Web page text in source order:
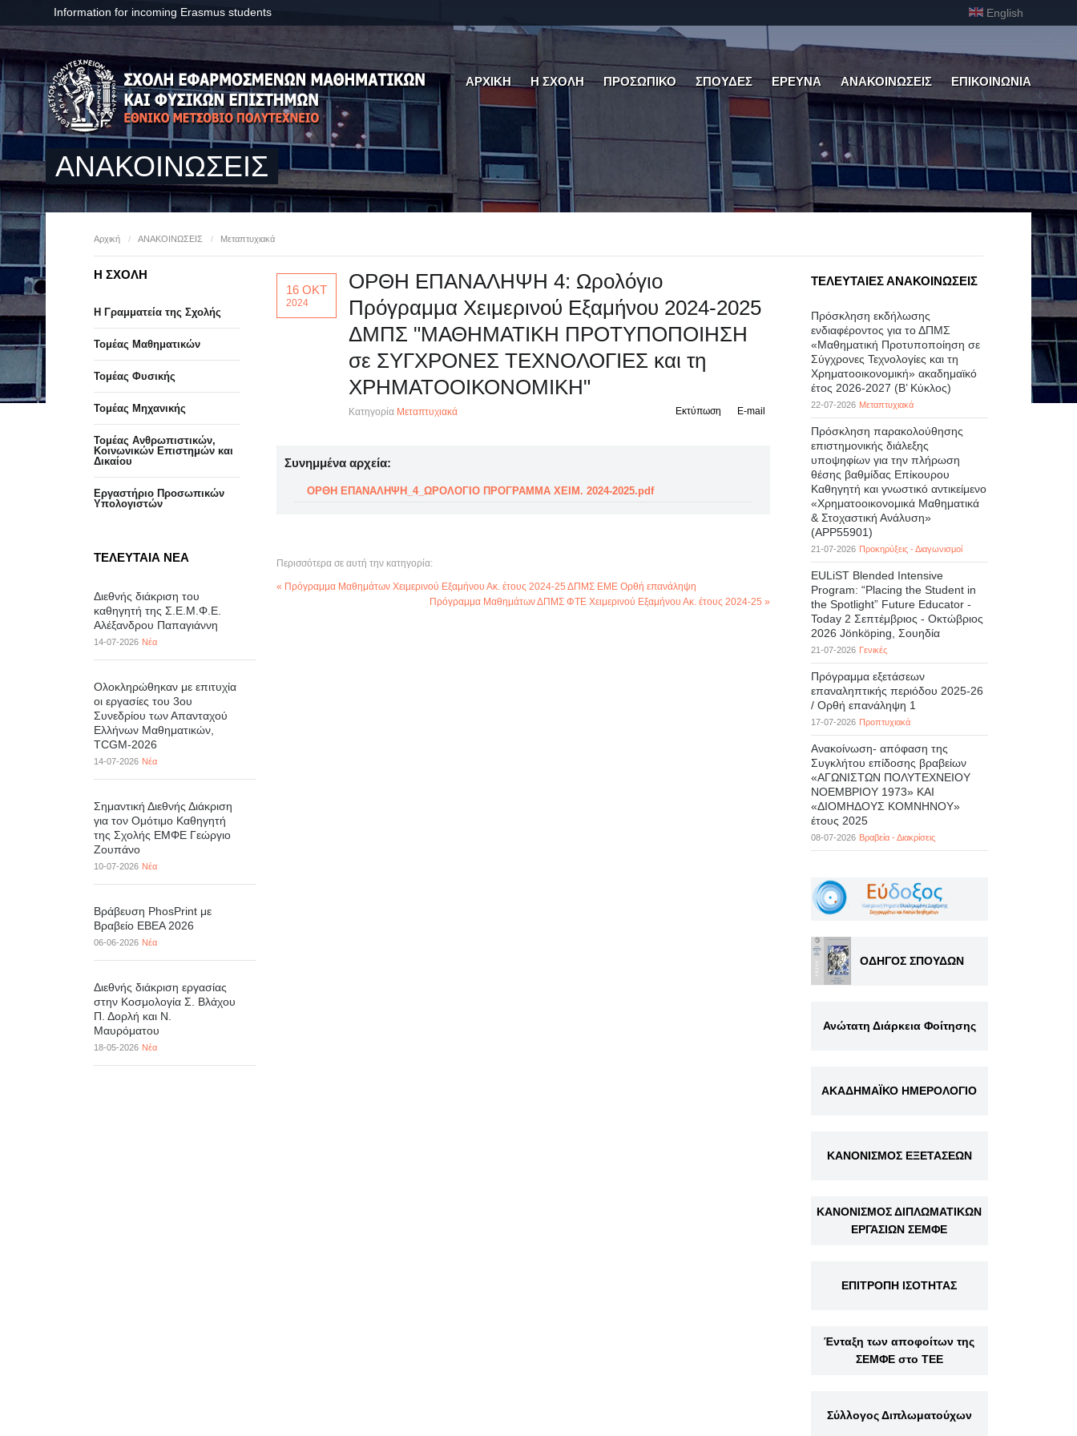
Information for incoming Erasmus students English
ΑΡΧΙΚΗ Η ΣΧΟΛΗ ΠΡΟΣΩΠΙΚΟ ΣΠΟΥΔΕΣ ΕΡΕΥΝΑ ΑΝΑΚΟΙΝΩΣΕΙΣ ΕΠΙΚΟΙΝΩΝΙΑ
ΑΝΑΚΟΙΝΩΣΕΙΣ
Αρχική / ΑΝΑΚΟΙΝΩΣΕΙΣ / Μεταπτυχιακά
16 ΟΚΤ
2024
ΟΡΘΗ ΕΠΑΝΑΛΗΨΗ 4: Ωρολόγιο
Πρόγραμμα Χειμερινού Εξαμήνου 2024-2025
ΔΜΠΣ "ΜΑΘΗΜΑΤΙΚΗ ΠΡΟΤΥΠΟΠΟΙΗΣΗ
σε ΣΥΓΧΡΟΝΕΣ ΤΕΧΝΟΛΟΓΙΕΣ και τη
ΧΡΗΜΑΤΟΟΙΚΟΝΟΜΙΚΗ"
Κατηγορία Μεταπτυχιακά E-mail
Εκτύπωση
Συνημμένα αρχεία:
ΟΡΘΗ ΕΠΑΝΑΛΗΨΗ_4_ΩΡΟΛΟΓΙΟ ΠΡΟΓΡΑΜΜΑ XEIM. 2024-2025.pdf
Περισσότερα σε αυτή την κατηγορία:
« Πρόγραμμα Μαθημάτων Χειμερινού Εξαμήνου Ακ. έτους 2024-25 ΔΠΜΣ ΕΜΕ Ορθή επανάληψη
Πρόγραμμα Μαθημάτων ΔΠΜΣ ΦΤΕ Χειμερινού Εξαμήνου Ακ. έτους 2024-25 »
Η ΣΧΟΛΗ
Η Γραμματεία της Σχολής
Τομέας Μαθηματικών
Τομέας Φυσικής
Τομέας Μηχανικής
Τομέας Ανθρωπιστικών,
Κοινωνικών Επιστημών και
Δικαίου
Eργαστήριo Προσωπικών
Υπολογιστών
ΤΕΛΕΥΤΑΙΑ ΝΕΑ
Διεθνής διάκριση του
καθηγητή της Σ.Ε.Μ.Φ.Ε.
Αλέξανδρου Παπαγιάννη
14-07-2026 Νέα
Ολοκληρώθηκαν με επιτυχία
οι εργασίες του 3ου
Συνεδρίου των Απανταχού
Ελλήνων Μαθηματικών,
TCGM-2026
14-07-2026 Νέα
Σημαντική Διεθνής Διάκριση
για τον Ομότιμο Καθηγητή
της Σχολής ΕΜΦΕ Γεώργιο
Ζουπάνο
10-07-2026 Νέα
Βράβευση PhosPrint με
Βραβείο ΕΒΕΑ 2026
06-06-2026 Νέα
Διεθνής διάκριση εργασίας
στην Κοσμολογία Σ. Βλάχου
Π. Δορλή και Ν.
Μαυρόματου
18-05-2026 Νέα
ΤΕΛΕΥΤΑΙΕΣ ΑΝΑΚΟΙΝΩΣΕΙΣ
Πρόσκληση εκδήλωσης
ενδιαφέροντος για το ΔΠΜΣ
«Μαθηματική Προτυποποίηση σε
Σύγχρονες Τεχνολογίες και τη
Χρηματοοικονομική» ακαδημαϊκό
έτος 2026-2027 (B’ Kύκλος)
22-07-2026 Μεταπτυχιακά
Πρόσκληση παρακολούθησης
επιστημονικής διάλεξης
υποψηφίων για την πλήρωση
θέσης βαθμίδας Επίκουρου
Καθηγητή και γνωστικό αντικείμενο
«Χρηματοοικονομικά Μαθηματικά
& Στοχαστική Ανάλυση»
(APP55901)
21-07-2026 Προκηρύξεις - Διαγωνισμοί
EULiST Blended Intensive
Program: “Placing the Student in
the Spotlight” Future Educator -
Today 2 Σεπτέμβριος - Οκτώβριος
2026 Jönköping, Σουηδία
21-07-2026 Γενικές
Πρόγραμμα εξετάσεων
επαναληπτικής περιόδου 2025-26
/ Ορθή επανάληψη 1
17-07-2026 Προπτυχιακά
Ανακοίνωση- απόφαση της
Συγκλήτου επίδοσης βραβείων
«ΑΓΩΝΙΣΤΩΝ ΠΟΛΥΤΕΧΝΕΙΟΥ
ΝΟΕΜΒΡΙΟΥ 1973» ΚΑΙ
«ΔΙΟΜΗΔΟΥΣ ΚΟΜΝΗΝΟΥ»
έτους 2025
08-07-2026 Βραβεία - Διακρίσεις
ΟΔΗΓΟΣ ΣΠΟΥΔΩΝ
Ανώτατη Διάρκεια Φοίτησης
ΑΚΑΔΗΜΑΪΚΟ ΗΜΕΡΟΛΟΓΙΟ
ΚΑΝΟΝΙΣΜΟΣ ΕΞΕΤΑΣΕΩΝ
ΚΑΝΟΝΙΣΜΟΣ ΔΙΠΛΩΜΑΤΙΚΩΝ
ΕΡΓΑΣΙΩΝ ΣΕΜΦΕ
ΕΠΙΤΡΟΠΗ ΙΣΟΤΗΤΑΣ
Ένταξη των αποφοίτων της
ΣΕΜΦΕ στο ΤΕΕ
Σύλλογος Διπλωματούχων